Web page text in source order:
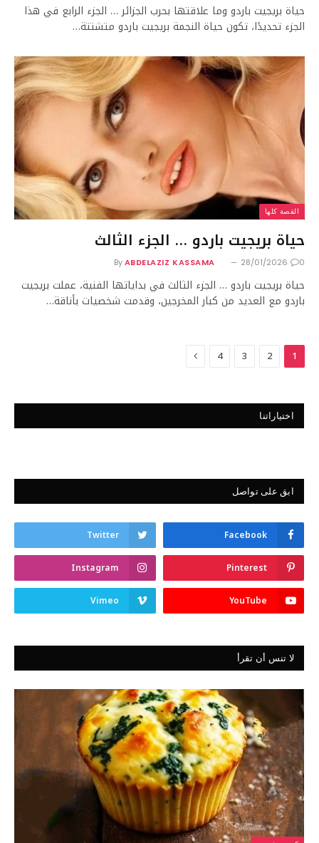
حياة بريجيت باردو وما علاقتها بحرب الجزائر … الجزء الرابع في هذا
الجزء تحديدًا، تكون حياة النجمة بريجيت باردو متشتتة…
القصة كلها
حياة بريجيت باردو … الجزء الثالث
By ABDELAZIZ KASSAMA 28/01/2026 0
حياة بريجيت باردو … الجزء الثالث في بداياتها الفنية، عملت بريجيت
باردو مع العديد من كبار المخرجين، وقدمت شخصيات بأناقة…
1
2
3
4
Next
اختياراتنا
ابق على تواصل
Facebook
Twitter
Pinterest
Instagram
YouTube
Vimeo
لا تنس أن تقرأ